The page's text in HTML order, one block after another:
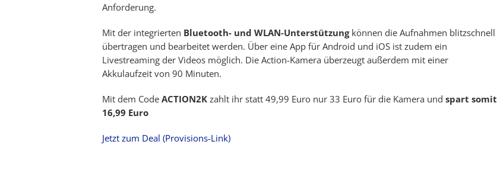
Anforderung.
Mit der integrierten Bluetooth- und WLAN-Unterstützungkönnen die Aufnahmen blitzschnell
übertragen und bearbeitet werden. Über eine App für Android und iOS ist zudem ein
Livestreaming der Videos möglich. Die Action-Kamera überzeugt außerdem mit einer
Akkulaufzeit von 90 Minuten.
Mit dem Code ACTION2K zahlt ihr statt 49,99 Euro nur 33 Euro für die Kamera und spart somit
16,99 Euro
Jetzt zum Deal (Provisions-Link)